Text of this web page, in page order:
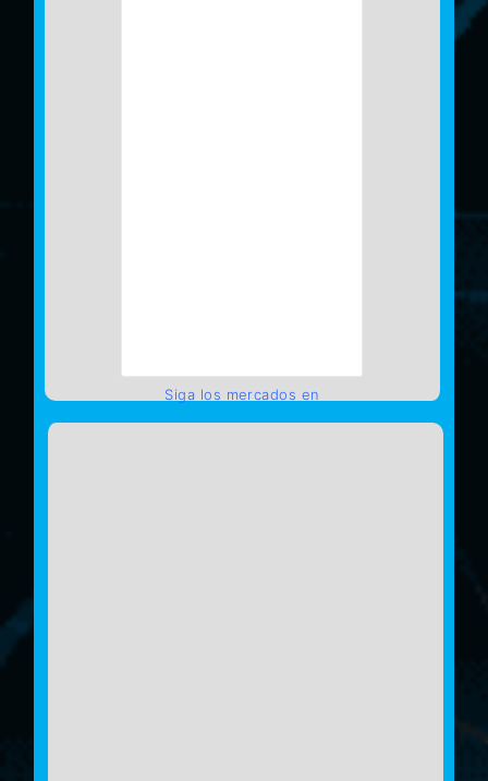
Siga los mercados en